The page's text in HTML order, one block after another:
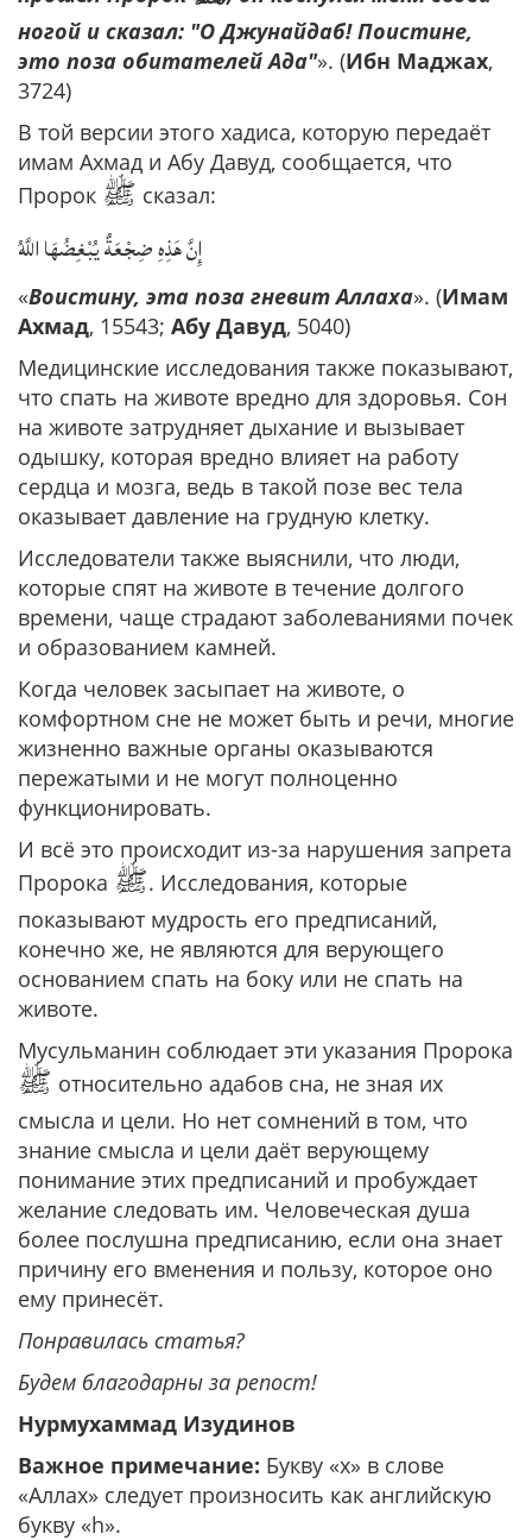
ногой и сказал: "О Джунайдаб! Поистине,
это поза обитателей Ада"». (Ибн Маджах,
3724)
В той версии этого хадиса, которую передаёт
имам Ахмад и Абу Давуд, сообщается, что
Пророк ﷺ сказал:
إِنَّ هَذِهِ ضِجْعَةٌ يُبْغِضُهَا اللَّهُ
«Воистину, эта поза гневит Аллахa». (Имам
Ахмад, 15543; Абу Давуд, 5040)
Медицинские исследования также показывают,
что спать на животе вредно для здоровья. Сон
на животе затрудняет дыхание и вызывает
одышку, которая вредно влияет на работу
сердца и мозга, ведь в такой позе вес тела
оказывает давление на грудную клетку.
Исследователи также выяснили, что люди,
которые спят на животе в течение долгого
времени, чаще страдают заболеваниями почек
и образованием камней.
Когда человек засыпает на животе, о
комфортном сне не может быть и речи, многие
жизненно важные органы оказываются
пережатыми и не могут полноценно
функционировать.
И всё это происходит из-за нарушения запрета
Пророка ﷺ. Исследования, которые
показывают мудрость его предписаний,
конечно же, не являются для верующего
основанием спать на боку или не спать на
животе.
Мусульманин соблюдает эти указания Пророка
ﷺ относительно адабов сна, не зная их
смысла и цели. Но нет сомнений в том, что
знание смысла и цели даёт верующему
понимание этих предписаний и пробуждает
желание следовать им. Человеческая душа
более послушна предписанию, если она знает
причину его вменения и пользу, которое оно
ему принесёт.
Понравилась статья?
Будем благодарны за репост!
Нурмухаммад Изудинов
Важное примечание: Букву «х» в слове
«Аллах» следует произносить как английскую
букву «h».